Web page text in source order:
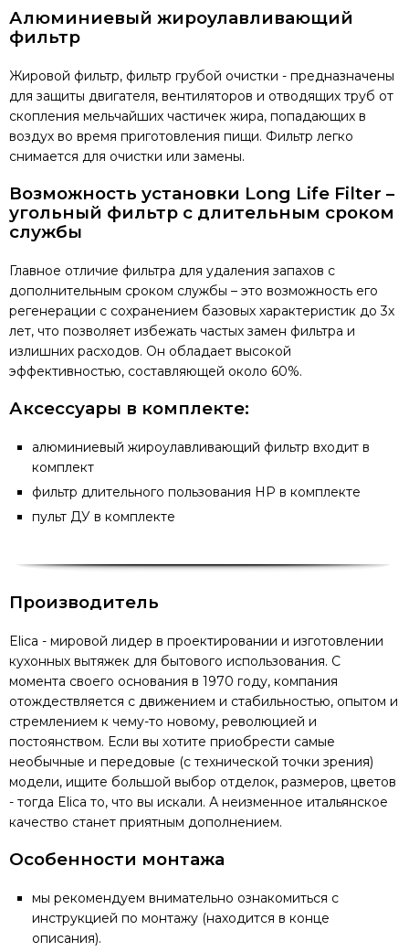
Алюминиевый жироулавливающий
фильтр
Жировой фильтр, фильтр грубой очистки - предназначены
для защиты двигателя, вентиляторов и отводящих труб от
скопления мельчайших частичек жира, попадающих в
воздух во время приготовления пищи. Фильтр легко
снимается для очистки или замены.
Возможность установки Long Life Filter –
угольный фильтр с длительным сроком
службы
Главное отличие фильтра для удаления запахов с
дополнительным сроком службы – это возможность его
регенерации с сохранением базовых характеристик до 3х
лет, что позволяет избежать частых замен фильтра и
излишних расходов. Он обладает высокой
эффективностью, составляющей около 60%.
Аксессуары в комплекте:
алюминиевый жироулавливающий фильтр входит в
комплект
фильтр длительного пользования HP в комплекте
пульт ДУ в комплекте
Производитель
Elica - мировой лидер в проектировании и изготовлении
кухонных вытяжек для бытового использования. С
момента своего основания в 1970 году, компания
отождествляется с движением и стабильностью, опытом и
стремлением к чему-то новому, революцией и
постоянством. Если вы хотите приобрести самые
необычные и передовые (с технической точки зрения)
модели, ищите большой выбор отделок, размеров, цветов
- тогда Elica то, что вы искали. А неизменное итальянское
качество станет приятным дополнением.
Особенности монтажа
мы рекомендуем внимательно ознакомиться с
инструкцией по монтажу (находится в конце
описания).